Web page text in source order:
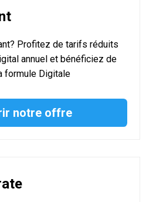
Profitez de tarifs réduits
annuel et bénéficiez de
formule Digitale
notre offre